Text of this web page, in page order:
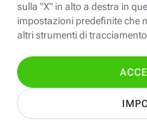
Insieme, siamo
© Fastweb SpA 2026 -
Informativa